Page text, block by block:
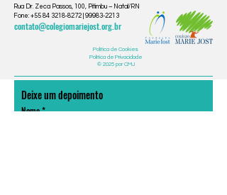
Rua Dr. Zeca Passos, 100, Pitimbu – Natal/RN
Fone: +55 84 3218-8272 | 99983-2213
contato@colegiomariejost.org.br
Política de Cookies
Política de Privacidade
© 2025 por CMJ
Deixe um depoimento
Nome